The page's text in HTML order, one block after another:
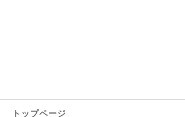
トップページ